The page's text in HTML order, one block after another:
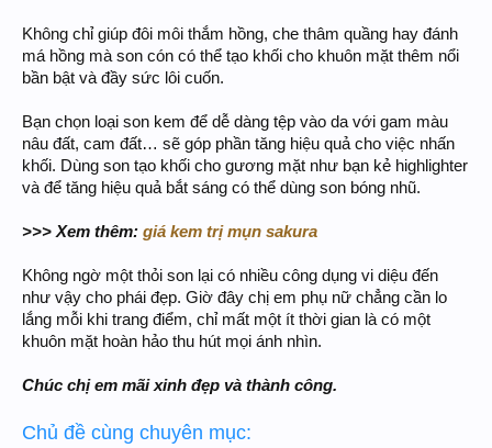
Không chỉ giúp đôi môi thắm hồng, che thâm quầng hay đánh
má hồng mà son cón có thể tạo khối cho khuôn mặt thêm nổi
bần bật và đầy sức lôi cuốn.
Bạn chọn loại son kem để dễ dàng tệp vào da với gam màu
nâu đất, cam đất… sẽ góp phần tăng hiệu quả cho việc nhấn
khối. Dùng son tạo khối cho gương mặt như bạn kẻ highlighter
và để tăng hiệu quả bắt sáng có thể dùng son bóng nhũ.
>>> Xem thêm: giá kem trị mụn sakura
Không ngờ một thỏi son lại có nhiều công dụng vi diệu đến
như vậy cho phái đẹp. Giờ đây chị em phụ nữ chẳng cần lo
lắng mỗi khi trang điểm, chỉ mất một ít thời gian là có một
khuôn mặt hoàn hảo thu hút mọi ánh nhìn.
Chúc chị em mãi xinh đẹp và thành công.
Chủ đề cùng chuyên mục: